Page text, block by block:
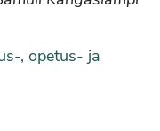
, opetus- ja